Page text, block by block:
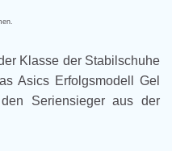
Klasse der Stabilschuhe
Asics Erfolgsmodell Gel
Seriensieger aus der